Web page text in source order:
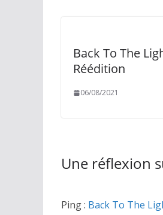
Back To The
Réédition
06/08/2021
Une réflexion
Ping : Back To The